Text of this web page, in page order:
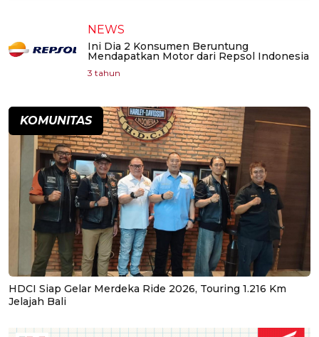
NEWS
Ini Dia 2 Konsumen Beruntung
Mendapatkan Motor dari Repsol Indonesia
3 tahun
KOMUNITAS
HDCI Siap Gelar Merdeka Ride 2026, Touring 1.216 Km
Jelajah Bali